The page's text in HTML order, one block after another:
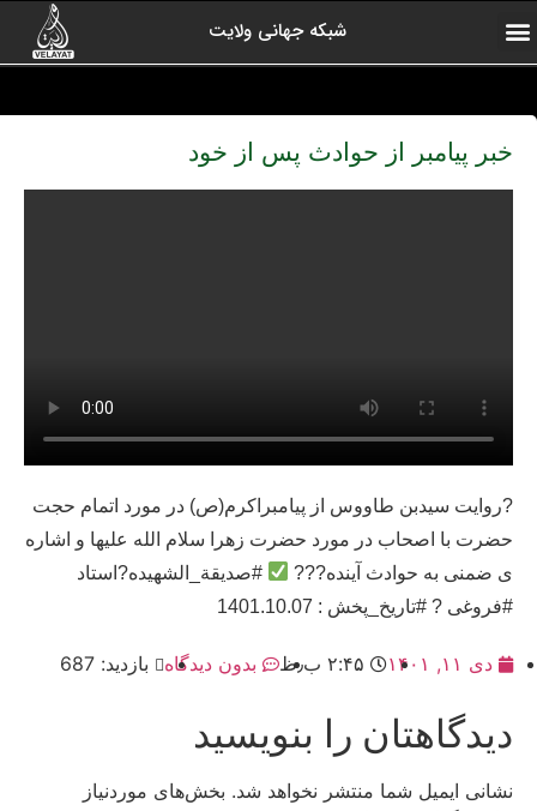
شبکه جهانی ولایت
خبر پیامبر از حوادث پس از خود
?روایت سیدبن طاووس از پیامبراکرم(ص) در مورد اتمام حجت
حضرت با اصحاب در مورد حضرت زهرا سلام الله علیها و اشاره
ی ضمنی به حوادث آینده???
#صدیقة_الشهیده?استاد
#فروغی ? #تاریخ_پخش : 1401.10.07
دی ۱۱, ۱۴۰۱ ۲:۴۵ ب٫ظ بدون دیدگاه بازدید: 687
دیدگاهتان را بنویسید
نشانی ایمیل شما منتشر نخواهد شد. بخش‌های موردنیاز